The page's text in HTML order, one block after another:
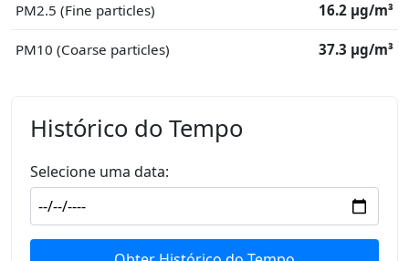
PM2.5 (Fine particles) 16.2 μg/m³
PM10 (Coarse particles) 37.3 μg/m³
Histórico do Tempo
Selecione uma data: